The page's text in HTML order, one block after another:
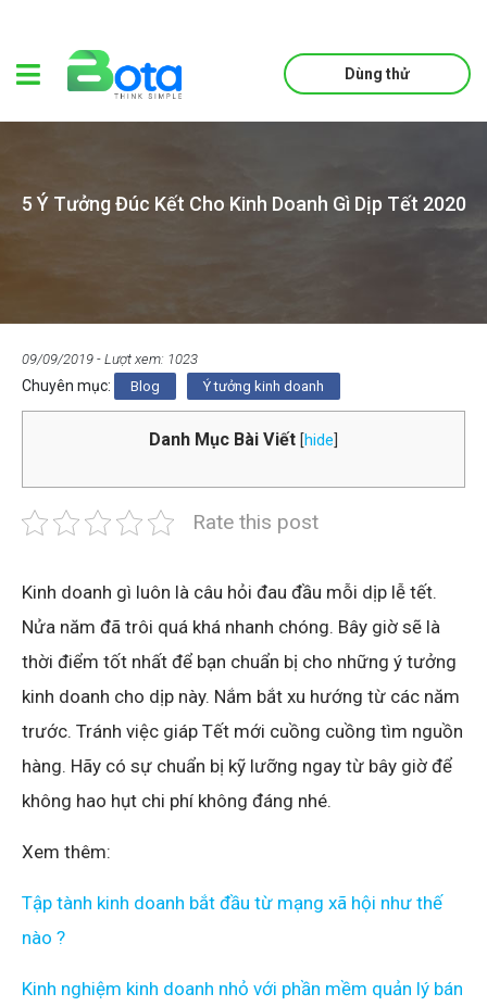
Dùng thử
5 Ý Tưởng Đúc Kết Cho Kinh Doanh Gì Dịp Tết 2020
09/09/2019 - Lượt xem: 1023
Chuyên mục: Blog Ý tưởng kinh doanh
Danh Mục Bài Viết [hide
Rate this post
Kinh doanh gì luôn là câu hỏi đau đầu mỗi dịp lễ tết.
Nửa năm đã trôi quá khá nhanh chóng. Bây giờ sẽ là
thời điểm tốt nhất để bạn chuẩn bị cho những ý tưởng
kinh doanh cho dịp này. Nắm bắt xu hướng từ các năm
trước. Tránh việc giáp Tết mới cuồng cuồng tìm nguồn
hàng. Hãy có sự chuẩn bị kỹ lưỡng ngay từ bây giờ để
không hao hụt chi phí không đáng nhé.
Xem thêm:
Tập tành kinh doanh bắt đầu từ mạng xã hội như thế
nào ?
Kinh nghiệm kinh doanh nhỏ với phần mềm quản lý bán